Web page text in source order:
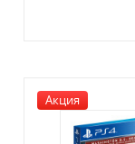
Акция